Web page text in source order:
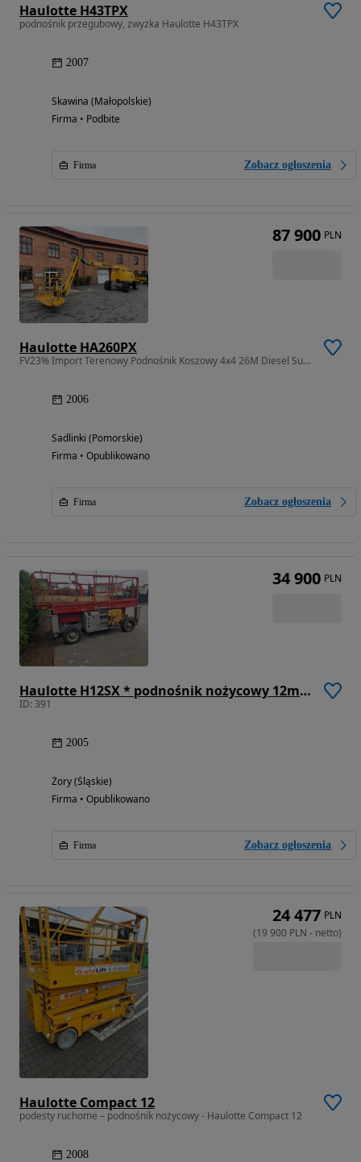
Haulotte H43TPX
podnośnik przegubowy, zwyżka Haulotte H43TPX
2007
Skawina (Małopolskie)
Firma • Podbite
Firma Zobacz ogłoszenia
Haulotte HA260PX
FV23% Import Terenowy Podnośnik Koszowy 4x4 26M Diesel Super Stan
2006
Sadlinki (Pomorskie)
Firma • Opublikowano
Firma Zobacz ogłoszenia
87 900 PLN
Haulotte H12SX * podnośnik nożycowy 12m * podest ruchomy *
ID: 391
2005
Żory (Śląskie)
Firma • Opublikowano
Firma Zobacz ogłoszenia
34 900 PLN
Haulotte Compact 12
podesty ruchome – podnośnik nożycowy - Haulotte Compact 12
2008
24 477 PLN
(19 900 PLN - netto)